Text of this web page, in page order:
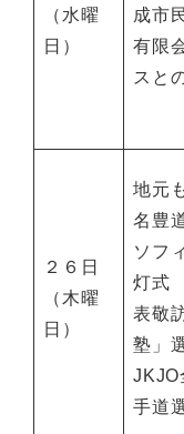
（水曜
日）
成市
有限
スと
２６日
（木曜
日）
地元
名豊
ソフ
灯式
表敬
塾」
JKJO
手道